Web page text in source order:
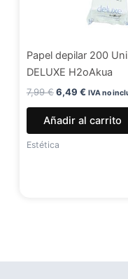
Papel depilar 200
DELUXE H2oAkua
7,99€6,49 € IVA no
Añadir al carrito
Estética